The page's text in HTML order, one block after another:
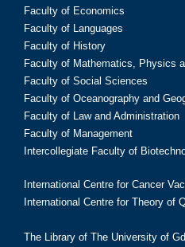
Faculty of Economics
Faculty of Languages
Faculty of History
Faculty of Mathematics, Physics
Faculty of Social Sciences
Faculty of Oceanography and
Faculty of Law and Administration
Faculty of Management
Intercollegiate Faculty of
International Centre for Cancer
International Centre for Theory of
The Library of The University of